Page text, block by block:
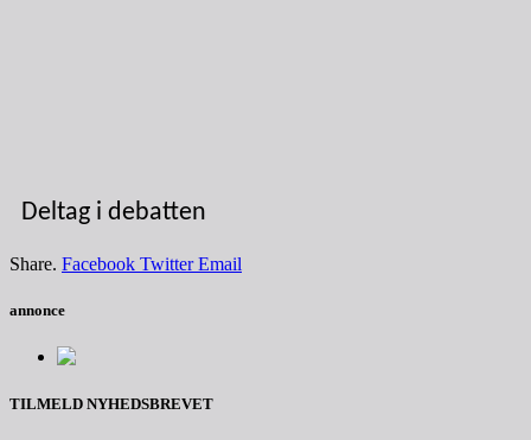
Deltag i debatten
Share. Facebook Twitter Email
annonce
TILMELD NYHEDSBREVET